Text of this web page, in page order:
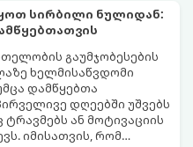
ცხოვრების წესი,
და უმოძრაობა ამ პროცესს
აჩქარებს. დაბალი
მუდმივ
კუნთების
დაგროვებას მუცლის
თერაპიის
ხშირად
ეფექტები აქვს,
ტესტოსტერონის
ბუნებრივი, მეცნიერულად
გზებით დაეხმაროთ.
სირბილი ნულიდან:
გაუმჯობესების
ხელმისაწვდომი
დამწყებთა
დღეებში უშვებს
ან მოტივაციის
იმისათვის, რომ